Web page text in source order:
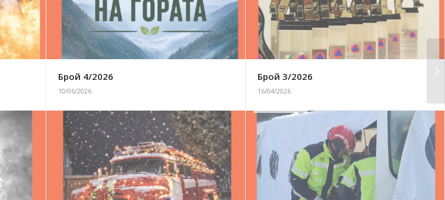
Брой 4/2026
10/06/2026
Брой 3/2026
16/04/2026